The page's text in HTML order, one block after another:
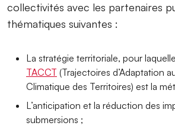
collectivités avec les partenaires
thématiques suivantes :
La stratégie territoriale, pour
TACCT (Trajectoires d’Adaptation
Climatique des Territoires) est la
L’anticipation et la réduction des
submersions ;